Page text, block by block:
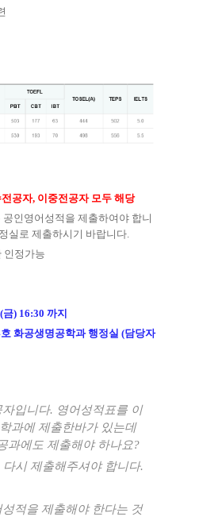
공자, 이중전공자 모두 해당
인영어성적을 제출하여야 합니
실로 제출하시기 바랍니다.
인정가능
금) 16:30 까지
호 화공생명공학과 행정실 (담당자
자입니다. 영어성적표를 이
과에 제출한바가 있는데
과에도 제출해야 하나요?
다시 제출해주셔야 합니다.
성적을 제출해야 한다는 것